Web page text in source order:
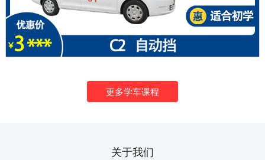
更多学车课程
关于我们